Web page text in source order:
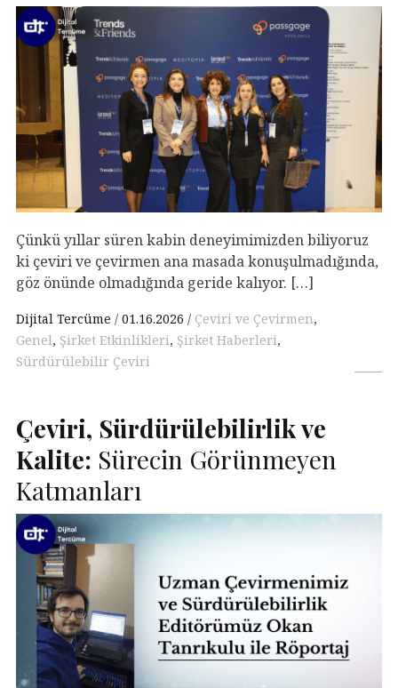
Çünkü yıllar süren kabin deneyimimizden biliyoruz
ki çeviri ve çevirmen ana masada konuşulmadığında,
göz önünde olmadığında geride kalıyor. […]
Dijital Tercüme 01.16.2026 Çeviri ve Çevirmen,
Genel, Şirket Etkinlikleri, Şirket Haberleri,
Sürdürülebilir Çeviri
Çeviri, Sürdürülebilirlik ve
Kalite: Sürecin Görünmeyen
Katmanları